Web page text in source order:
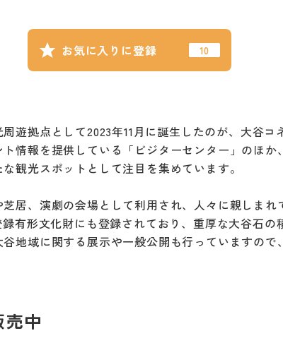
お気に入りに登録
遊拠点として2023年11月に誕生したのが、大谷
情報を提供している「ビジターセンター」のほ
観光スポットとして注目を集めています。
居、演劇の会場として利用され、人々に親しまれ
有形文化財にも登録されており、重厚な大谷石
地域に関する展示や一般公開も行っていますので
売中